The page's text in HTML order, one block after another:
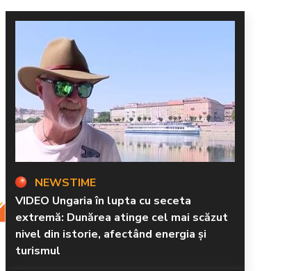
NEWSTIME
VIDEO Ungaria în lupta cu seceta
extremă: Dunărea atinge cel mai scăzut
nivel din istorie, afectând energia și
turismul